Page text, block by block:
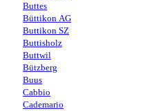
Buttes
Büttikon AG
Buttikon SZ
Buttisholz
Buttwil
Bützberg
Buus
Cabbio
Cademario